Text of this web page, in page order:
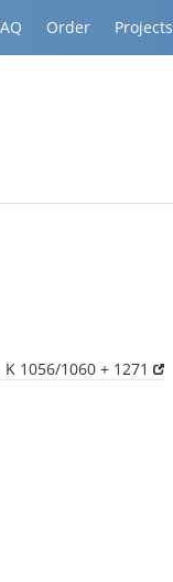
Order Projects
1056/1060 + 1271